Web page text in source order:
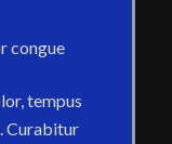
congue
tempus
Curabitur